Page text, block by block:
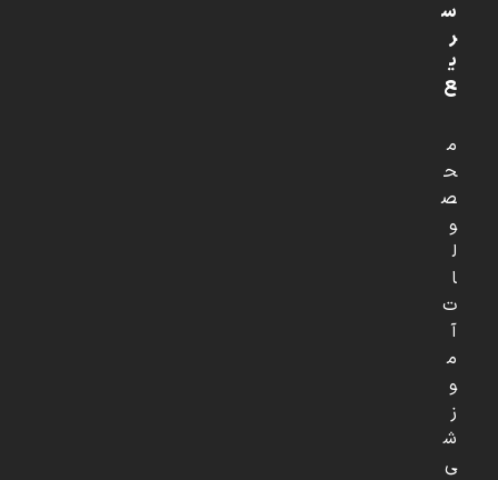
س
ر
ی
ع
م
ح
ص
و
ل
ا
ت
آ
م
و
ز
ش
ی